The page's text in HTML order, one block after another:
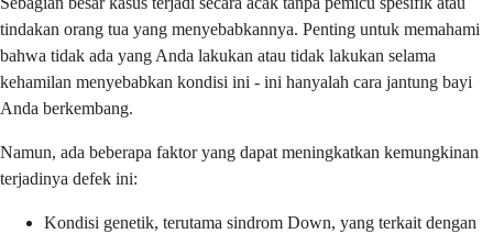
tindakan orang tua yang menyebabkannya. Penting untuk memahami
bahwa tidak ada yang Anda lakukan atau tidak lakukan selama
kehamilan menyebabkan kondisi ini - ini hanyalah cara jantung bayi
Anda berkembang.
Namun, ada beberapa faktor yang dapat meningkatkan kemungkinan
terjadinya defek ini:
Kondisi genetik, terutama sindrom Down, yang terkait dengan